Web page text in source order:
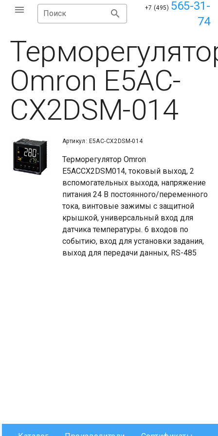
Поиск
+7 (495) 565-31-
74
Omron E5AC-
CX2DSM-014
Артикул: E5AC-CX2DSM-014
Терморегулятор Omron
E5ACCX2DSM014, токовый выход, 2
вспомогательных выхода, напряжение
питания 24 В постоянного/переменного
тока, винтовые зажимы с защитной
крышкой, универсальный вход для
датчика температуры. 6 входов по
событию, вход для установки задания,
выход для передачи данных, RS-485